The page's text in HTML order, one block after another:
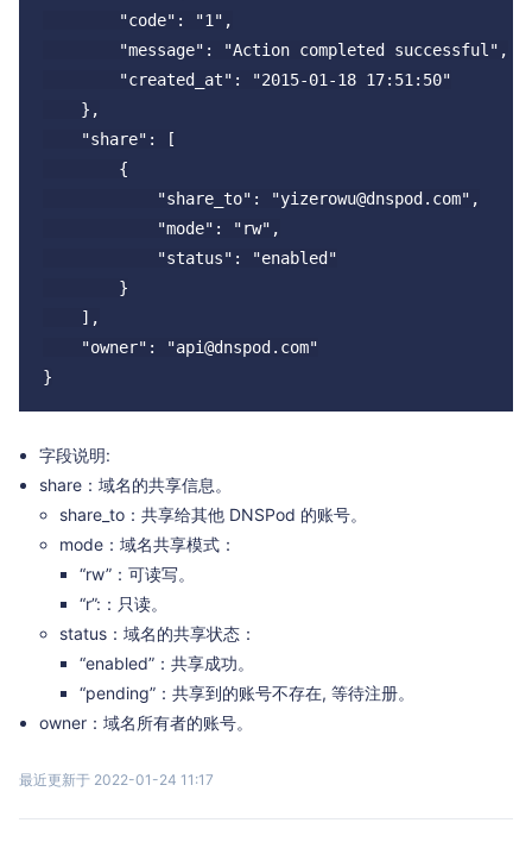
        "code": "1",
        "message": "Action completed successful",
        "created_at": "2015-01-18 17:51:50"
    },
    "share": [
        {
            "share_to": "yizerowu@dnspod.com",
            "mode": "rw",
            "status": "enabled"
        }
    ],
    "owner": "api@dnspod.com"
字段说明:
share：域名的共享信息。
share_to：共享给其他 DNSPod 的账号。
mode：域名共享模式：
“rw”：可读写。
“r”:：只读。
status：域名的共享状态：
“enabled”：共享成功。
“pending”：共享到的账号不存在, 等待注册。
owner：域名所有者的账号。
最近更新于 2022-01-24 11:17